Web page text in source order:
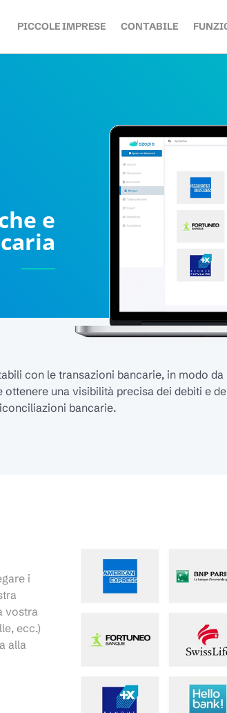
PICCOLE IMPRESE CONTABILE
e
con le transazioni bancarie, in modo
una visibilità precisa dei debiti e
bancarie.
i
vostra
ecc.)
alla